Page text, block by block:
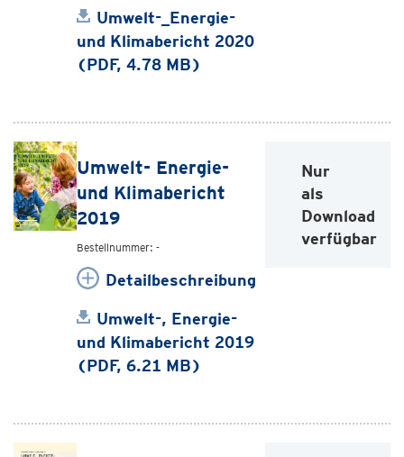
Umwelt-_Energie-
und Klimabericht 2020
(PDF, 4.78 MB)
Umwelt- Energie-
und Klimabericht
2019
Bestellnummer: -
Detailbeschreibung
Umwelt-, Energie-
und Klimabericht 2019
(PDF, 6.21 MB)
Nur
als
Download
verfügbar